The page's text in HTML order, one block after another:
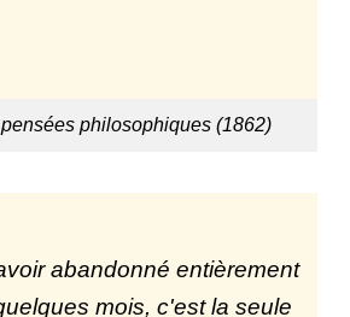
philosophiques (1862)
abandonné entièrement
mois, c'est la seule